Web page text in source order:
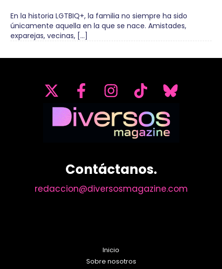
En la historia LGTBIQ+, la familia no siempre ha sido
únicamente aquella en la que se nace. Amistades,
exparejas, vecinas, […]
Contáctanos.
redaccion@diversosmagazine.com
Inicio
Sobre nosotros